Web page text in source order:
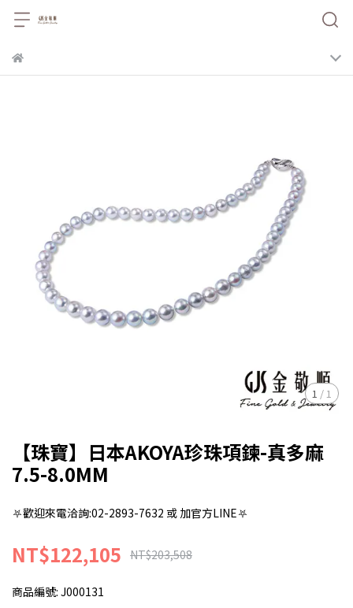
1 / 1
【珠寶】日本AKOYA珍珠項鍊-真多麻
7.5-8.0MM
⛧歡迎來電洽詢:02-2893-7632 或 加官方LINE⛧
NT$122,105 NT$203,508
商品編號: J000131